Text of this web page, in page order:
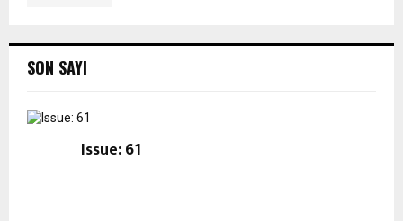
SON SAYI
Issue: 61